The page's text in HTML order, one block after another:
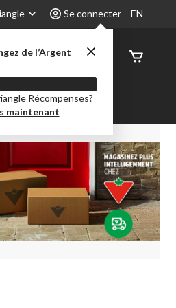
Se connecter
de l’Argent
Récompenses?
maintenant
EN
État de
auto